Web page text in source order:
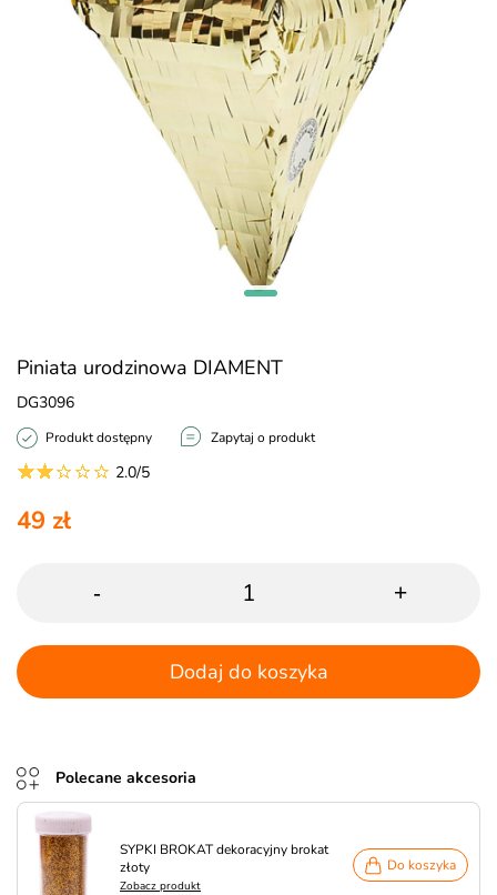
Piniata urodzinowa DIAMENT
DG3096
Produkt dostępny Zapytaj o produkt
2.0/5
49 zł
- +
Dodaj do koszyka
Polecane akcesoria
SYPKI BROKAT dekoracyjny brokat
złoty
Zobacz produkt
Do koszyka